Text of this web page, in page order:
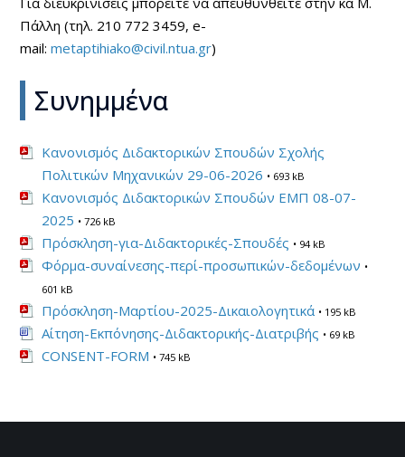
Πάλλη (τηλ. 210 772 3459, e-
mail: metaptihiako@civil.ntua.gr)
Συνημμένα
Κανονισμός Διδακτορικών Σπουδών Σχολής
Πολιτικών Μηχανικών 29-06-2026 • 693 kB
Κανονισμός Διδακτορικών Σπουδών ΕΜΠ 08-07-
2025 • 726 kB
Πρόσκληση-για-Διδακτορικές-Σπουδές • 94 kB
Φόρμα-συναίνεσης-περί-προσωπικών-δεδομένων •
601 kB
Πρόσκληση-Μαρτίου-2025-Δικαιολογητικά • 195 kB
Αίτηση-Εκπόνησης-Διδακτορικής-Διατριβής • 69 kB
CONSENT-FORM • 745 kB